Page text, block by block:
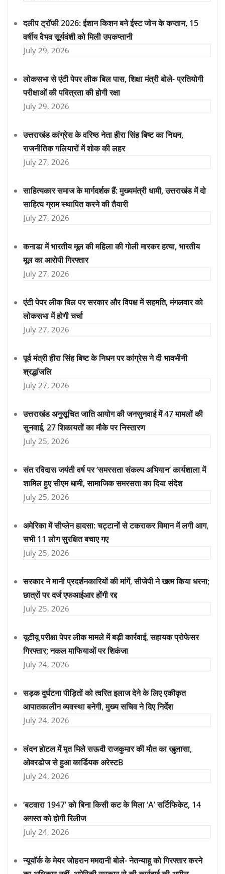
दलीप ट्रॉफी 2026: ईशान किशन बने ईस्ट जोन के कप्तान, 15
वर्षीय वैभव सूर्यवंशी को मिली उपकप्तानी
July 29, 2026
लोकसभा से एंटी पेपर लीक बिल पास, शिक्षा मंत्री बोले- प्रतियोगी
परीक्षाओं की पवित्रता की होगी रक्षा
July 29, 2026
उत्तराखंड कांग्रेस के वरिष्ठ नेता हीरा सिंह बिष्ट का निधन,
राजनीतिक गलियारों में शोक की लहर
July 27, 2026
साहित्यकार समाज के मार्गदर्शक हैं: मुख्यमंत्री धामी, उत्तराखंड में दो
साहित्य ग्राम स्थापित करने की तैयारी
July 27, 2026
कनाडा में भारतीय मूल की महिला की गोली मारकर हत्या, भारतीय
मूल का आरोपी गिरफ्तार
July 27, 2026
एंटी पेपर लीक बिल पर सरकार और विपक्ष में सहमति, मंगलवार को
लोकसभा में होगी चर्चा
July 27, 2026
पूर्व मंत्री हीरा सिंह बिष्ट के निधन पर कांग्रेस ने दी भावभीनी
श्रद्धांजलि
July 27, 2026
उत्तराखंड अनुसूचित जाति आयोग की जनसुनवाई में 47 मामलों की
सुनवाई, 27 शिकायतों का मौके पर निस्तारण
July 25, 2026
संत रविदास जयंती वर्ष पर ‘समरसता संकल्प अभियान’ कार्यशाला में
शामिल हुए सीएम धामी, सामाजिक समरसता का दिया संदेश
July 25, 2026
अमेरिका में सीप्लेन हादसा: चट्टानों से टकराकर विमान में लगी आग,
सभी 11 लोग सुरक्षित बचाए गए
July 25, 2026
सरकार ने मानी प्रदर्शनकारियों की मांगें, सीजेपी ने खत्म किया धरना;
छात्रों पर दर्ज एफआईआर होंगी रद्द
July 25, 2026
यूटीयू परीक्षा पेपर लीक मामले में बड़ी कार्रवाई, सहायक प्रोफेसर
गिरफ्तार; नकल माफियाओं पर शिकंजा
July 24, 2026
सड़क दुर्घटना पीड़ितों को त्वरित इलाज देने के लिए एकीकृत
आपातकालीन व्यवस्था बनेगी, मुख्य सचिव ने दिए निर्देश
July 24, 2026
लंदन होटल में मृत मिले सऊदी राजकुमार की मौत का खुलासा,
ओवरडोज से हुआ कार्डियक अरेस्टB
July 24, 2026
‘बटवारा 1947’ को बिना किसी कट के मिला ‘A’ सर्टिफिकेट, 14
अगस्त को होगी रिलीज
July 24, 2026
न्यूयॉर्क के मेयर जोहरान ममदानी बोले- नेतन्याहू को गिरफ्तार करने